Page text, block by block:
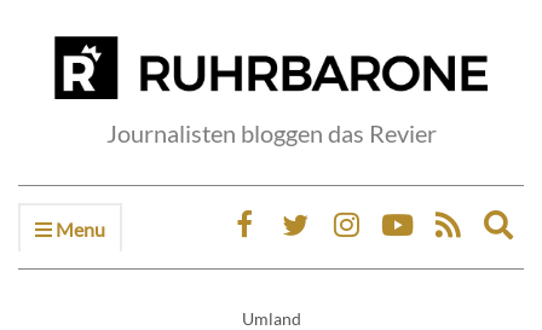
Journalisten bloggen das Revier
Menu
Umland